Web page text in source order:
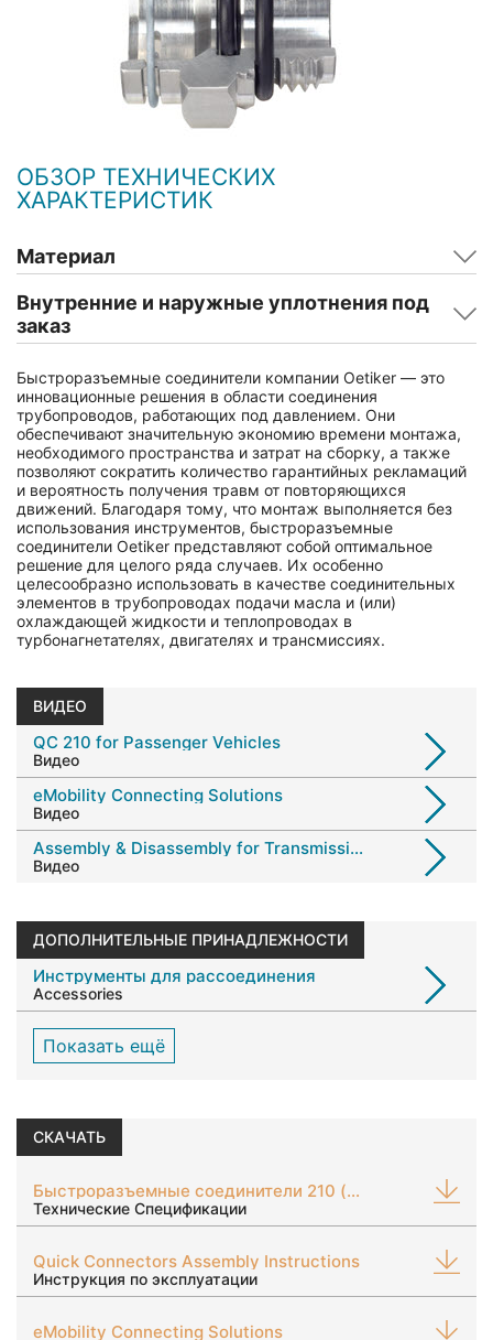
ОБЗОР ТЕХНИЧЕСКИХ
ХАРАКТЕРИСТИК
Материал
Внутренние и наружные уплотнения под
заказ
Быстроразъемные соединители компании Oetiker — это
инновационные решения в области соединения
трубопроводов, работающих под давлением. Они
обеспечивают значительную экономию времени монтажа,
необходимого пространства и затрат на сборку, а также
позволяют сократить количество гарантийных рекламаций
и вероятность получения травм от повторяющихся
движений. Благодаря тому, что монтаж выполняется без
использования инструментов, быстроразъемные
соединители Oetiker представляют собой оптимальное
решение для целого ряда случаев. Их особенно
целесообразно использовать в качестве соединительных
элементов в трубопроводах подачи масла и (или)
охлаждающей жидкости и теплопроводах в
турбонагнетателях, двигателях и трансмиссиях.
ВИДЕО
QC 210 for Passenger Vehicles
Видео
eMobility Connecting Solutions
Видео
Assembly & Disassembly for Transmission Oil Cooling Lines
Видео
ДОПОЛНИТЕЛЬНЬІЕ ПРИНАДЛЕЖНОСТИ
Инструменты для рассоединения
Accessories
Показать ещë
СКАЧАТЬ
Быстроразъемные соединители 210 (алюминий)
Технические Спецификации
Quick Connectors Assembly Instructions
Инструкция по эксплуатации
eMobility Connecting Solutions